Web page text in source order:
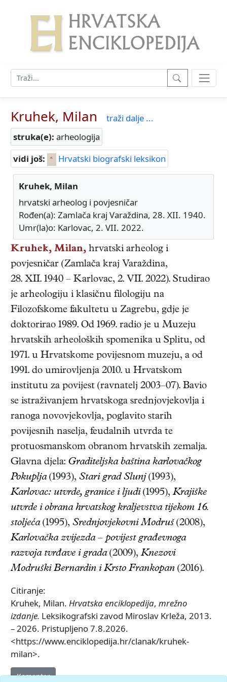
Kruhek, Milan
traži dalje ...
struka(e): arheologija
vidi još:
Hrvatski biografski leksikon
Kruhek, Milan
hrvatski arheolog i povjesničar
Rođen(a): Zamlača kraj Varaždina, 28. XII. 1940.
Umr(la)o: Karlovac, 2. VII. 2022.
Kruhek, Milan, hrvatski arheolog i
povjesničar (Zamlača kraj Varaždina,
28. XII. 1940 – Karlovac, 2. VII. 2022). Studirao
je arheologiju i klasičnu filologiju na
Filozofskome fakultetu u Zagrebu, gdje je
doktorirao 1989. Od 1969. radio je u Muzeju
hrvatskih arheoloških spomenika u Splitu, od
1971. u Hrvatskome povijesnom muzeju, a od
1991. do umirovljenja 2010. u Hrvatskom
institutu za povijest (ravnatelj 2003–07). Bavio
se istraživanjem hrvatskoga srednjovjekovlja i
ranoga novovjekovlja, poglavito starih
povijesnih naselja, feudalnih utvrda te
protuosmanskom obranom hrvatskih zemalja.
Glavna djela: Graditeljska baština karlovačkog
Pokuplja(1993), Stari grad Slunj (1993),
Karlovac: utvrde, granice i ljudi(1995), Krajiške
utvrde i obrana hrvatskog kraljevstva tijekom 16.
stoljeća(1995), Srednjovjekovni Modruš (2008),
Karlovačka zvijezda – povijest građevnoga
razvoja tvrđave i grada(2009), Knezovi
Modruški Bernardin i Krsto Frankopan (2016).
Citiranje:
Kruhek, Milan. Hrvatska enciklopedija, mrežno
izdanje. Leksikografski zavod Miroslav Krleža, 2013.
– 2026. Pristupljeno 7.8.2026.
<https://www.enciklopedija.hr/clanak/kruhek-
milan>.
Komentar